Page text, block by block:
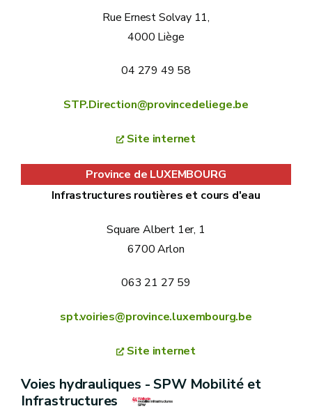
Rue Ernest Solvay 11,
4000 Liège
04 279 49 58
STP.Direction@provincedeliege.be
Site internet
Province de LUXEMBOURG
Infrastructures routières et cours d'eau
Square Albert 1er, 1
6700 Arlon
063 21 27 59
spt.voiries@province.luxembourg.be
Site internet
Voies hydrauliques - SPW Mobilité et
Infrastructures